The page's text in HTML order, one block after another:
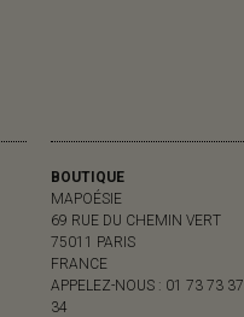
BOUTIQUE
MAPOÉSIE
69 RUE DU CHEMIN VERT
75011 PARIS
FRANCE
APPELEZ-NOUS : 01 73 73 37
34